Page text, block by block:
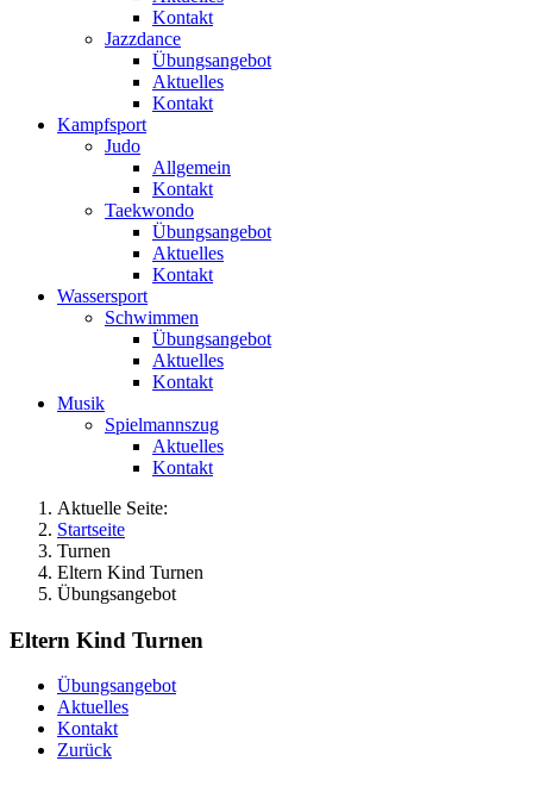
Kontakt
Jazzdance
Übungsangebot
Aktuelles
Kontakt
Kampfsport
Judo
Allgemein
Kontakt
Taekwondo
Übungsangebot
Aktuelles
Kontakt
Wassersport
Schwimmen
Übungsangebot
Aktuelles
Kontakt
Musik
Spielmannszug
Aktuelles
Kontakt
Aktuelle Seite:
Startseite
Turnen
Eltern Kind Turnen
Übungsangebot
Eltern Kind Turnen
Übungsangebot
Aktuelles
Kontakt
Zurück